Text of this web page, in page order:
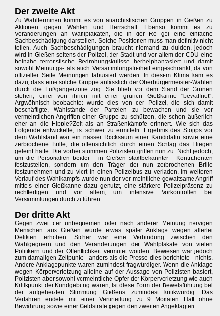
Der zweite Akt
Zu Wahlterminen kommt es von anarchistischen Gruppen in Gießen zu
Aktionen gegen Wahlen und Herrschaft. Ebenso kommt es zu
Veränderungen an Wahlplakaten, die in der Re gel eine einfache
Sachbeschädigung darstellen. Solche Positionen muss man definitiv nicht
teilen. Auch Sachbeschädigungen braucht niemand zu dulden. jedoch
wird in Gießen seitens der Polizei, der Stadt und vor allem der CDU eine
beinahe terroristische Bedrohungskulisse herbeiphantasiert und damit
sowohl Meinungs- als auch Versammlungsfreiheit eingeschränkt, da von
offizieller Seite Meinungen tabuisiert werden. In diesem Klima kam es
dazu, dass eine solche Gruppe anlässlich der Oberbürgermeister-Wahlen
durch die Fußgängerzone zog. Sie blieb vor dem Stand der Grünen
stehen, einer von ihnen mit einer grünen Gießkanne "bewaffnet".
Argwöhnisch beobachtet wurde dies von der Polizei, die sich damit
beschäftigte, Wahlstände der Parteien zu bewachen und sie vor
vermeintlichen Angriffen einer Gruppe zu schützen, die schon äußerlich
eher an die Hippie?Zeit als an Straßenkämpfe erinnert. Wie sich das
Folgende entwickelte, ist schwer zu ermitteln. Ergebnis des Stopps vor
dem Wahlstand war ein nasser Rocksaum einer Kandidatin sowie eine
zerbrochene Brille, die offensichtlich durch einen Schlag das Fliegen
gelernt hatte. Die vorher stummen Polizisten griffen nun zu. Nicht jedoch,
um die Personalien beider - in Gießen stadtbekannter - Kontrahenten
festzustellen, sondern um den Träger der nun zerbrochenen Brille
festzunehmen und zu viert in einen Polizeibus zu verladen. Im weiteren
Verlauf des Wahlkampfs wurde nun der ver meintliche gewaltsame Angriff
mittels einer Gießkanne dazu genutzt, eine stärkere Polizeipräsenz zu
rechtfertigen und vor allem, um intensive Vorkontrollen bei
Versammlungen durch zuführen.
Der dritte Akt
Gegen zwei der unbequemen oder nach anderer Meinung nervigen
Menschen aus Gießen wurde etwas später Anklage wegen allerlei
Delikten erhoben. Sicher war eine Verbindung zwischen den
Wahlgegnern und den Veränderungen der Wahlplakate von vielen
Politikern und der Öffentlichkeit vermutet worden. Bewiesen war jedoch
zum damaligen Zeitpunkt - anders als die Presse dies berichtete - nichts.
Andere Anklagepunkte waren zumindest fragwürdiger. Wenn die Anklage
wegen Körperverletzung alleine auf der Aussage von Polizisten basiert,
Polizisten aber sowohl vermeintliche Opfer der Körperverletzung wie auch
Kritikpunkt der Kundgebung waren, ist diese Form der Beweisführung bei
der aufgeheizten Stimmung Gießens zumindest kritikwürdig. Das
Verfahren endete mit einer Verurteilung zu 9 Monaten Haft ohne
Bewährung sowie einer Geldstrafe gegen den zweiten Angeklagten.